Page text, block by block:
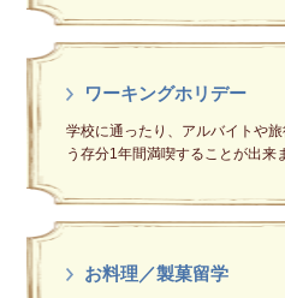
ワーキングホリデー
学校に通ったり、アルバイトや
う存分1年間満喫することが出来
お料理／製菓留学